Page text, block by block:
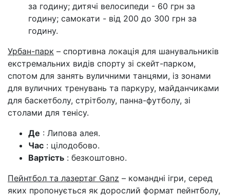
за годину; дитячі велосипеди - 60 грн за
годину; самокати - від 200 до 300 грн за
годину.
Урбан-парк – спортивна локація для шанувальників
екстремальних видів спорту зі скейт-парком,
спотом для занять вуличними танцями, із зонами
для вуличних тренувань та паркуру, майданчиками
для баскетболу, стрітболу, панна-футболу, зі
столами для тенісу.
Де : Липова алея.
Час : цілодобово.
Вартість : безкоштовно.
Пейнтбол та лазертаг Ganz – командні ігри, серед
яких пропонується як дорослий формат пейнтболу,